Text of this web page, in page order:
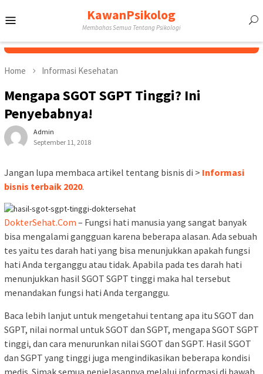
to
KawanPsikolog
Membahas Semua Tentang Psikologi
Home Informasi Kesehatan
Mengapa SGOT SGPT Tinggi? Ini
Penyebabnya!
Admin
September 11, 2018
Jangan lupa membaca artikel tentang bisnis di > Informasi
bisnis terbaik 2020.
DokterSehat.Com – Fungsi hati manusia yang sangat banyak
bisa mengalami gangguan karena beberapa alasan. Ada sebuah
tes yaitu tes darah hati yang bisa menunjukkan apakah fungsi
hati Anda terganggu atau tidak. Apabila pada tes darah hati
menunjukkan hasil SGOT SGPT tinggi maka hal tersebut
menandakan fungsi hati Anda terganggu.
Baca lebih lanjut untuk mengetahui tentang apa itu SGOT dan
SGPT, nilai normal untuk SGOT dan SGPT, mengapa SGOT SGPT
tinggi, dan cara menurunkan nilai SGOT dan SGPT. Hasil SGOT
dan SGPT yang tinggi juga mengindikasikan beberapa kondisi